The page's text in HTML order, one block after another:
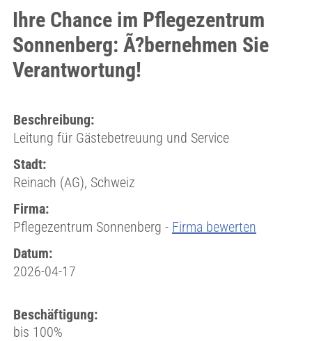
Ihre Chance im Pflegezentrum
Sonnenberg: Ã?bernehmen Sie
Verantwortung!
Beschreibung:
Leitung für Gästebetreuung und Service
Stadt:
Reinach (AG), Schweiz
Firma:
Pflegezentrum Sonnenberg - Firma bewerten
Datum:
2026-04-17
Beschäftigung:
bis 100%